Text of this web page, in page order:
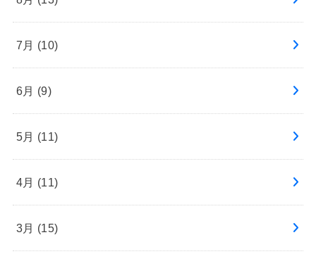
7月 (10)
6月 (9)
5月 (11)
4月 (11)
3月 (15)